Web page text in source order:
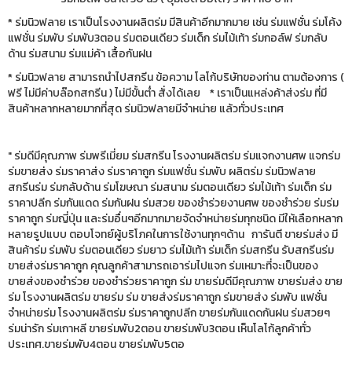
* ร่มนิวฟลาย เราเป็นโรงงานผลิตร่ม มีสินค้าอีกมากมาย เช่น ร่มแฟชั่น ร่มโค้ง
แฟชั่น ร่มพับ ร่มพับ3ตอน ร่มตอนเดียว ร่มเด็ก ร่มไม้เท้า ร่มกอล์ฟ ร่มกลับ
ด้าน ร่มสนาม ร่มแม่ค้า เสื้อกันฝน
* ร่มนิวฟลาย สามารถนำไปสกรีน ข้อความ โลโก้บริษัทของท่าน ตามต้องการ (
ฟรี ไม่มีค่าบล๊อกสกรีน ) ไม่มีขั้นต่ำ สั่งได้เลย * เราเป็นแหล่งค้าส่งร่ม ที่มี
สินค้าหลากหลายมากที่สุด ร่มนิวฟลายมีจำหน่าย แล้วทั่วประเทศ
" ร่มดีมีคุณภาพ ร่มพรีเมี่ยม ร่มสกรีน โรงงานผลิตร่ม ร่มแจกงานศพ แจกร่ม
ร่มขายส่ง ร่มราคาส่ง ร่มราคาถูก ร่มแฟชั่น ร่มพับ ผลิตร่ม ร่มนิวฟลาย
สกรีนร่ม ร่มกลับด้าน ร่มโฆษณา ร่มสนาม ร่มตอนเดียว ร่มไม้เท้า ร่มเด็ก ร่ม
ราคาปลีก ร่มกันแดด ร่มกันฝน ร่มสวย ของชำร่วยงานศพ ของชำร่วย ร่มร่ม
ราคาถูก ร่มญี่ปุ่น และร่มอื่นๆอีกมากมายจัดจำหน่ายร่มทุกชนิด มีให้เลือกหลาก
หลายรูปแบบ ตอบโจทย์ผู้บริโภคในการใช้งานทุกๆด้าน การันตี ขายร่มส่ง มี
สินค้าร่ม ร่มพับ ร่มตอนเดียว ร่มยาว ร่มไม้เท้า ร่มเด็ก ร่มสกรีน รับสกรีนร่ม
ขายส่งร่มราคาถูก คุณลูกค้าสามารถเอาร่มไปแจก ร่มเหมาะที่จะเป็นของ
ขายส่งของชำร่วย ของชำร่วยราคาถูก ร่ม ขายร่มดีมีคุณภาพ ขายร่มส่ง ขาย
ร่ม โรงงานผลิตร่ม ขายร่ม ร่ม ขายส่งร่มราคาถูก ร่มขายส่ง ร่มพับ แฟชั่น
จำหน่ายร่ม โรงงานผลิตร่ม ร่มราคาถูกปลีก ขายร่มกันแดดกันฝน ร่มสวยๆ
ร่มน่ารัก ร่มเกาหลี ขายร่มพับ2ตอน ขายร่มพับ3ตอน เห็นโลโก้ลูกค้าทั่ว
ประเทศ.ขายร่มพับ4ตอน ขายร่มพับ5ตอ